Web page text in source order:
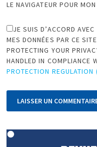
LE NAVIGATEUR POUR
JE SUIS D’ACCORD
MES DONNÉES PAR CE
PROTECTING YOUR
HANDLED IN COMPLIANCE
PROTECTION REGULATION